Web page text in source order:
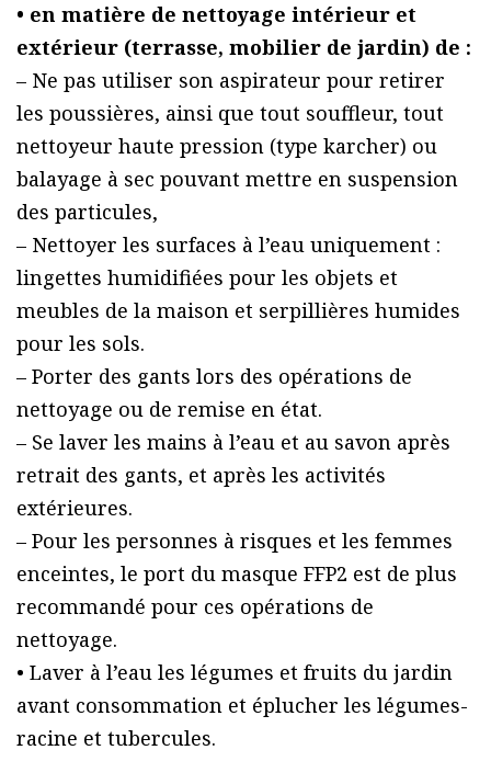
• en matière de nettoyage intérieur et
extérieur (terrasse, mobilier de jardin) de :
– Ne pas utiliser son aspirateur pour retirer
les poussières, ainsi que tout souffleur, tout
nettoyeur haute pression (type karcher) ou
balayage à sec pouvant mettre en suspension
des particules,
– Nettoyer les surfaces à l’eau uniquement :
lingettes humidifiées pour les objets et
meubles de la maison et serpillières humides
pour les sols.
– Porter des gants lors des opérations de
nettoyage ou de remise en état.
– Se laver les mains à l’eau et au savon après
retrait des gants, et après les activités
extérieures.
– Pour les personnes à risques et les femmes
enceintes, le port du masque FFP2 est de plus
recommandé pour ces opérations de
nettoyage.
• Laver à l’eau les légumes et fruits du jardin
avant consommation et éplucher les légumes-
racine et tubercules.